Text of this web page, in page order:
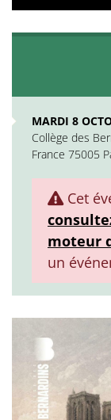
MARDI 8
Collège des
France 75005
Cet
moteur
un